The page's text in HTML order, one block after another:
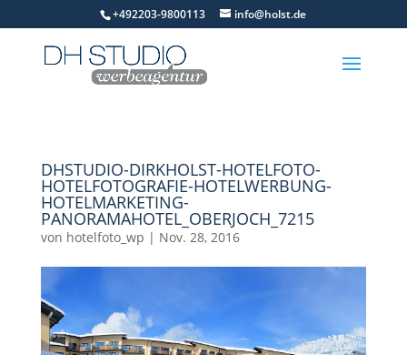
+492203-9800113 info@holst.de
DHSTUDIO-DIRKHOLST-HOTELFOTO-
HOTELFOTOGRAFIE-HOTELWERBUNG-
HOTELMARKETING-
PANORAMAHOTEL_OBERJOCH_7215
von hotelfoto_wp | Nov. 28, 2016